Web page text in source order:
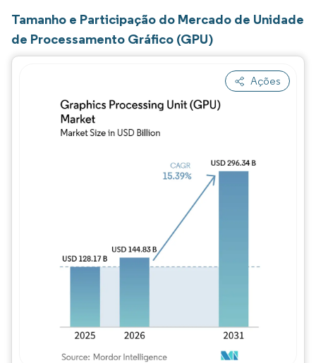
Tamanho e Participação do Mercado de Unidade
de Processamento Gráfico (GPU)
Ações
Imagem © Mordor Intelligence. O reuso